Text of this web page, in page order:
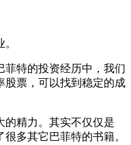
菲特的投资经历中，我们
股票，可以找到稳定的成
的精力。其实不仅仅是
多其它巴菲特的书籍。